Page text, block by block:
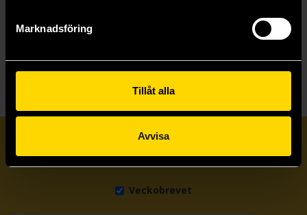
Marknadsföring
Tillåt alla
Avvisa
Prenumerera på vårt nyhetsbrev
Veckobrevet